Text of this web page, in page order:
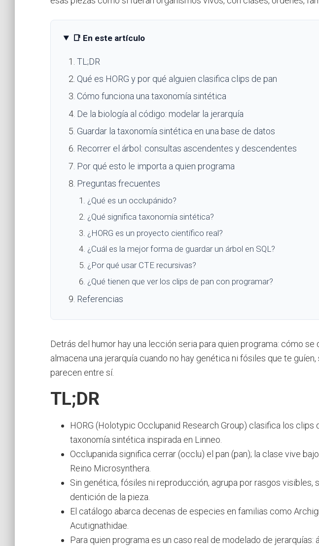
📑 En este artículo
TL;DR
Qué es HORG y por qué alguien clasifica clips de pan
Cómo funciona una taxonomía sintética
De la biología al código: modelar la jerarquía
Guardar la taxonomía sintética en una base de datos
Recorrer el árbol: consultas ascendentes y descendentes
Por qué esto le importa a quien programa
Preguntas frecuentes
¿Qué es un occlupánido?
¿Qué significa taxonomía sintética?
¿HORG es un proyecto científico real?
¿Cuál es la mejor forma de guardar un árbol en SQL?
¿Por qué usar CTE recursivas?
¿Qué tienen que ver los clips de pan con programar?
Referencias
Detrás del humor hay una lección seria para quien programa: cómo se
almacena una jerarquía cuando no hay genética ni fósiles que te
parecen entre sí.
TL;DR
HORG (Holotypic Occlupanid Research Group) clasifica los clips
taxonomía sintética inspirada en Linneo.
Occlupanida significa cerrar (occlu) el pan (pan); la clase vive
Reino Microsynthera.
Sin genética, fósiles ni reproducción, agrupa por rasgos visibles,
dentición de la pieza.
El catálogo abarca decenas de especies en familias como
Acutignathidae.
Para quien programa es un caso real de modelado de jerarquías: